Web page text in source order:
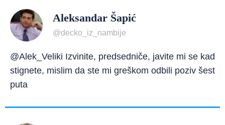
Aleksandar Šapić
@decko_iz_nambije
@Alek_Veliki Izvinite, predsedniče, javite mi se kad
stignete, mislim da ste mi greškom odbili poziv šest
puta